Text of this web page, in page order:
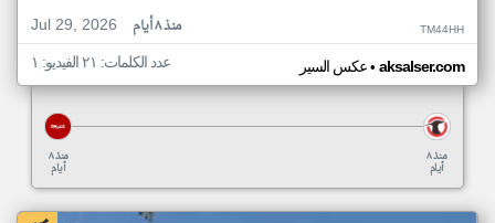
Jul 29, 2026
منذ ٨ أيام TM44HH
عكس السير• aksalser.com عدد الكلمات: ٢١ الفيديو: ١
منذ ٨
أيام
منذ ٨
أيام